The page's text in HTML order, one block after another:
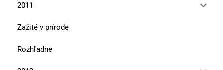
2011
Zažité v prírode
Rozhľadne